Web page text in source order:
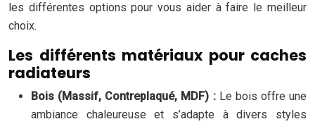
les différentes options pour vous aider à faire le meilleur
choix.
Les différents matériaux pour caches
radiateurs
Bois (Massif, Contreplaqué, MDF) : Le bois offre une
ambiance chaleureuse et s’adapte à divers styles